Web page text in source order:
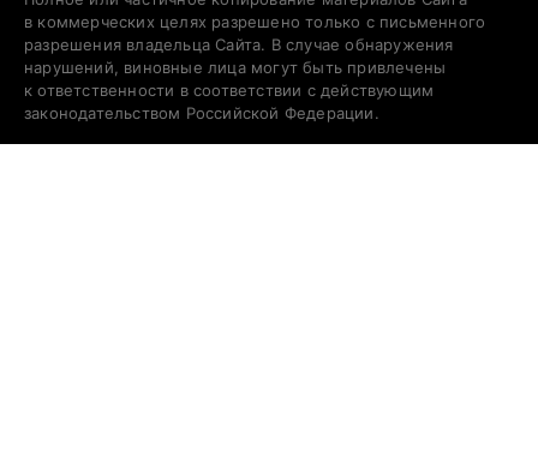
в коммерческих целях разрешено только с письменного
разрешения владельца Сайта. В случае обнаружения
нарушений, виновные лица могут быть привлечены
к ответственности в соответствии с действующим
законодательством Российской Федерации.